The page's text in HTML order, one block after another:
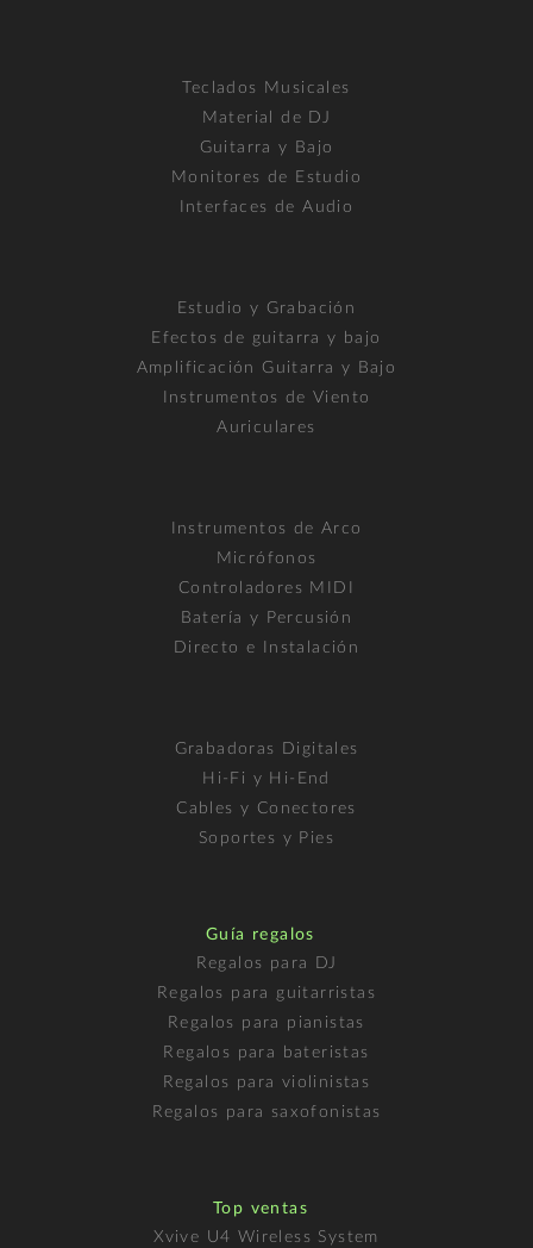
Teclados Musicales
Material de DJ
Guitarra y Bajo
Monitores de Estudio
Interfaces de Audio
Estudio y Grabación
Efectos de guitarra y bajo
Amplificación Guitarra y Bajo
Instrumentos de Viento
Auriculares
Instrumentos de Arco
Micrófonos
Controladores MIDI
Batería y Percusión
Directo e Instalación
Grabadoras Digitales
Hi-Fi y Hi-End
Cables y Conectores
Soportes y Pies
Guía regalos
Regalos para DJ
Regalos para guitarristas
Regalos para pianistas
Regalos para bateristas
Regalos para violinistas
Regalos para saxofonistas
Top ventas
Xvive U4 Wireless System